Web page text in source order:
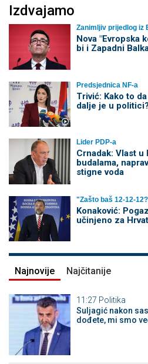
Izdvajamo
Zanimljiv prijedlog iz
Nova "Evropska
bi i Zapadni
Predsjednica NF-a
Trivić: Kako to
dalje je u politici?
Lider PDP-a
Crnadak: Vlast u
budalama,
stigne voda
"Zašto baš 12-12-
Konaković:
učinjeno za
Najnovije Najčitanije
11:27 Politika
Suljagić nakon
dođete, mi smo